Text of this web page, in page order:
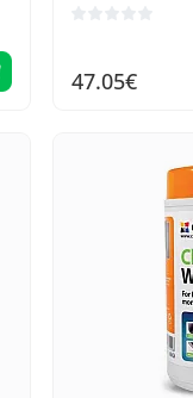
47.05€